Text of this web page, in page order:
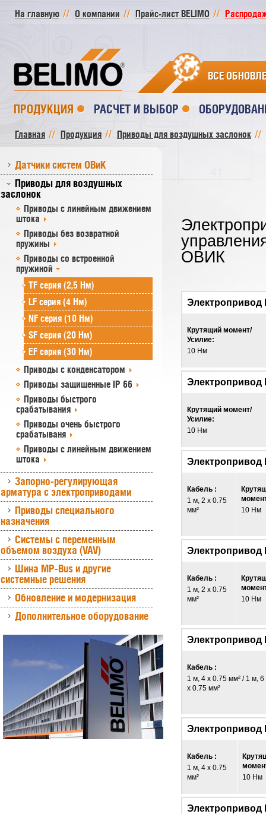
На главную О компании Прайс-лист BELIMO
ВСЕ
ПРОДУКЦИЯ РАСЧЕТ И ВЫБОР
Главная Продукция Приводы для воздушных заслонок
Датчики систем ОВиК
Приводы для воздушных
заслонок
Приводы с линейным движением
штока
Приводы без возвратной
пружины
Приводы со встроенной
пружиной
TF серия (2,5 Нм)
LF серия (4 Нм)
NF серия (10 Нм)
SF серия (20 Нм)
EF серия (30 Нм)
Приводы с конденсатором
Приводы защищенные IP 66
Приводы быстрого
срабатывания
Приводы очень быстрого
срабатываня
Приводы с линейным движением
штока
Запорно-регулирующая
арматура с электроприводами
Приводы специального
назначения
Системы с переменным
объемом воздуха (VAV)
Шина MP-Bus и другие
системные решения
Обновление и модернизация
Дополнительное оборудование
ОВИК
Электропривод
Крутящий момент/
Усилие:
10 Нм
Электропривод
Крутящий момент/
Усилие:
10 Нм
Электропривод
Кабель :
1 м, 2 x 0.75
мм²
10 Нм
Электропривод
Кабель :
1 м, 2 x 0.75
мм²
10 Нм
Электропривод
Кабель :
1 м, 4 x 0.75 мм² / 1 м, 6
x 0.75 мм²
Электропривод
Кабель :
1 м, 4 x 0.75
мм²
10 Нм
Электропривод